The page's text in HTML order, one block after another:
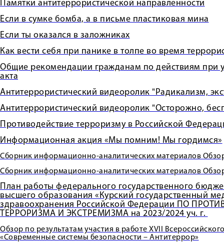
Памятки антитеррористической направленности
Если в сумке бомба, а в письме пластиковая мина
Если ты оказался в заложниках
Как вести себя при панике в толпе во время
Общие рекомендации гражданам по действиям при
акта
Антитеррористический видеоролик "Радикализм,
Антитеррористический видеоролик "Осторожно,
Противодействие терроризму в Российской
Информационная акция «Мы помним! Мы гордимся»
Сборник информационно-аналитических материалов
Сборник информационно-аналитических материалов
План работы федерального государственного
высшего образования «Курский государственный
здравоохранения Российской Федерации ПО
ТЕРРОРИЗМА И ЭКСТРЕМИЗМА на 2023/2024 уч. г.
Обзор по результатам участия в работе XVII
«Современные системы безопасности – Антитеррор»